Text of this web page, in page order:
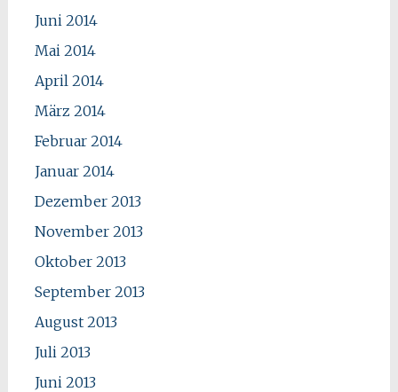
Juni 2014
Mai 2014
April 2014
März 2014
Februar 2014
Januar 2014
Dezember 2013
November 2013
Oktober 2013
September 2013
August 2013
Juli 2013
Juni 2013